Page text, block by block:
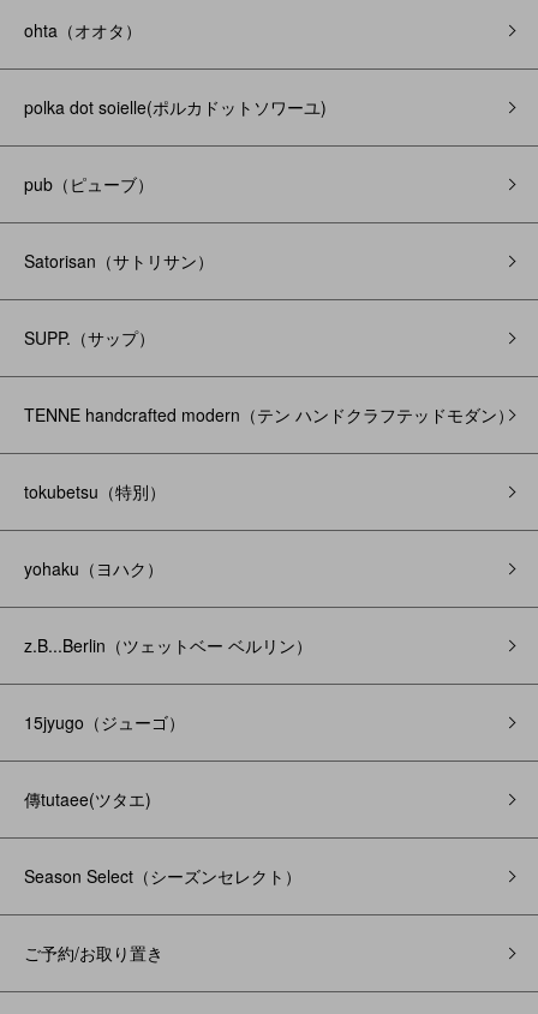
ohta（オオタ）
polka dot soielle(ポルカドットソワーユ)
pub（ピューブ）
Satorisan（サトリサン）
SUPP.（サップ）
TENNE handcrafted modern（テン ハンドクラフテッドモダン）
tokubetsu（特別）
yohaku（ヨハク）
z.B...Berlin（ツェットベー ベルリン）
15jyugo（ジューゴ）
傳tutaee(ツタエ)
Season Select（シーズンセレクト）
ご予約/お取り置き